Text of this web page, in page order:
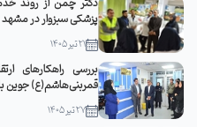
دکتر چمن از روند
پزشکی سبزوار در
21 تیر 1405
بررسی راهکارهای
قمربنی‌هاشم(ع) جوین
27 تیر 1405